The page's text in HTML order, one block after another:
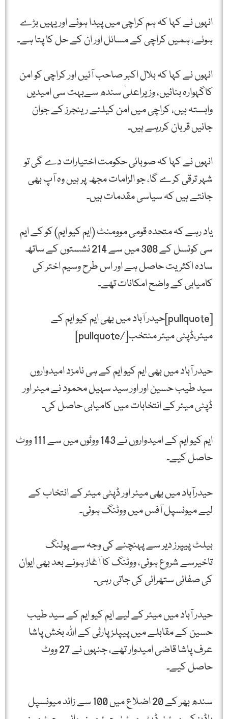
انہوں نے کہا کہ ہم کراچی میں پیدا ہوئے اور یہیں بڑے
ہوئے، ہمیں کراچی کے مسائل اور ان کے حل کا پتا ہے۔
انہوں نے کہا کہ بلال اکبر صاحب آئیں اور کراچی کو امن
کاگہوارہ بنائیں، وزیراعلیٰ سندھ سےبہت سی امیدیں
وابستہ ہیں، کراچی میں امن کیلئے رینجرز کے جوان
جانیں قربان کررہے ہیں۔
انہوں نے کہا کہ صوبائی حکومت اختیارات دے گی تو
شہر ترقی کرے گا، جو الزامات مجھ پر ہیں وہ آپ بھی
جانتے ہیں کہ سیاسی مقدمات ہیں۔
یاد رہے کہ متحدہ قومی موومنٹ (ایم کیو ایم) کو کے ایم
سی کونسل کے 308 میں سے 214 نشستوں کے ساتھ
سادہ اکثریت حاصل ہے اور اس طرح وسیم اختر کی
کامیابی کے واضح امکانات تھے۔
[pullquote]حیدر آباد میں بھی ایم کیو ایم کے
میئر،ڈپٹی میئر منتخب[/pullquote]
حیدر آباد میں بھی ایم کیو ایم کے ہی نامزد امیدواروں
سید طیب حسین اور اور سید سہیل محمود نے میئر اور
ڈپٹی میئر کے انتخابات میں کامیابی حاصل کی۔
ایم کیو ایم کے امیدواروں نے 143 ووٹوں میں سے 111 ووٹ
حاصل کیے۔
حیدرآباد میں بھی میئر اور ڈپٹی میئر کے انتخاب کے
لیے میونسپل آفس میں ووٹنگ ہوئی۔
بیلٹ پیپرز دیر سے پہنچنے کی وجہ سے پولنگ
تاخیرسے شروع ہوئی، ووٹنگ کا آغاز ہونے بعد بھی ایوان
کی صفائی ستھرائی کی جاتی رہی۔
حیدر آباد میں میئر کے لیے ایم کیو ایم کے سید طیب
حسین کے مقابلے میں پیپلز پارٹی کے اللہ بخش پاشا
عرف پاشا قاضی امیدوار تھے، جنہوں نے 27 ووٹ
حاصل کیے۔
سندھ بھر کے 20 اضلاع میں 100 سے زائد میونسپل